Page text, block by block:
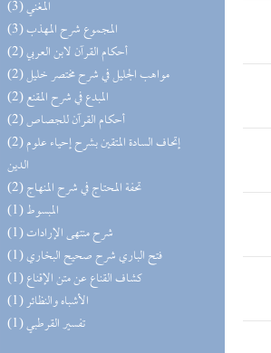
(3) المغني
(3) المجموع شرح المهذب
(2) أحكام القرآن لابن العربي
(2) مواهب الجليل في شرح مختصر خليل
(2) المبدع في شرح المقنع
(2) أحكام القرآن للجصاص
(2) إتحاف السادة المتقين بشرح إحياء علوم
الدين
(2) تحفة المحتاج في شرح المنهاج
(1) المبسوط
(1) شرح منتهى الإرادات
(1) فتح الباري شرح صحيح البخاري
(1) كشاف القناع عن متن الإقناع
(1) الأشباه والنظائر
(1) تفسير القرطبي